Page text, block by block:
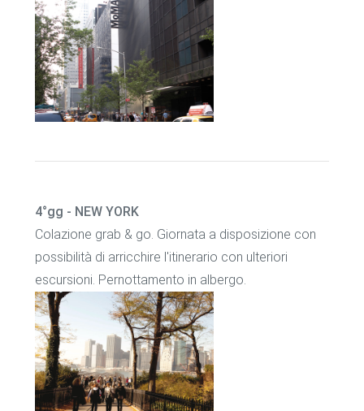
4°gg - NEW YORK
Colazione grab & go. Giornata a disposizione con
possibilità di arricchire l'itinerario con ulteriori
escursioni. Pernottamento in albergo.